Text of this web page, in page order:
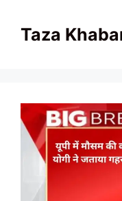
contentTaza